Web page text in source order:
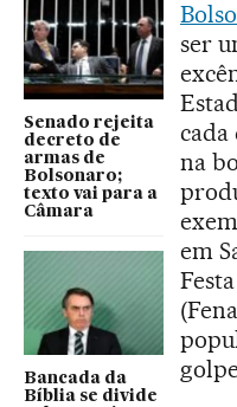
Senado rejeita
decreto de
armas de
Bolsonaro;
texto vai para a
Câmara
Bancada da
Bíblia se divide
ser
cada
na
em